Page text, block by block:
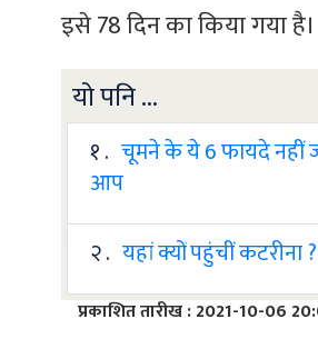
इसे 78 दिन का किया गया है।
यो पनि ...
१ . चूमने के ये 6 फायदे नहीं
आप
२ . यहां क्यों पहुंचीं कटरीना ?
प्रकाशित तारीख : 2021-10-06